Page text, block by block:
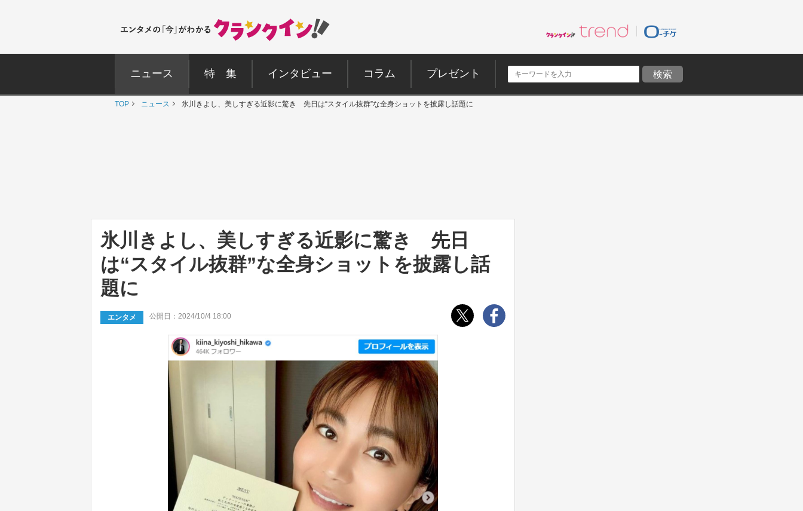
ニュース 特 集 インタビュー コラム プレゼント
TOP ニュース 氷川きよし、美しすぎる近影に驚き 先日は“スタイル抜群”な全身ショットを披露し話題に
氷川きよし、美しすぎる近影に驚き 先日
は“スタイル抜群”な全身ショットを披露し話
題に
エンタメ 公開日：2024/10/4 18:00